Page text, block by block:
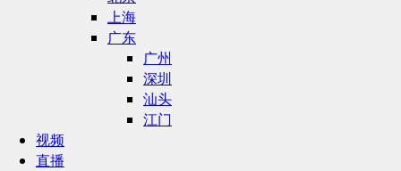
上海
广东
广州
深圳
汕头
江门
视频
直播